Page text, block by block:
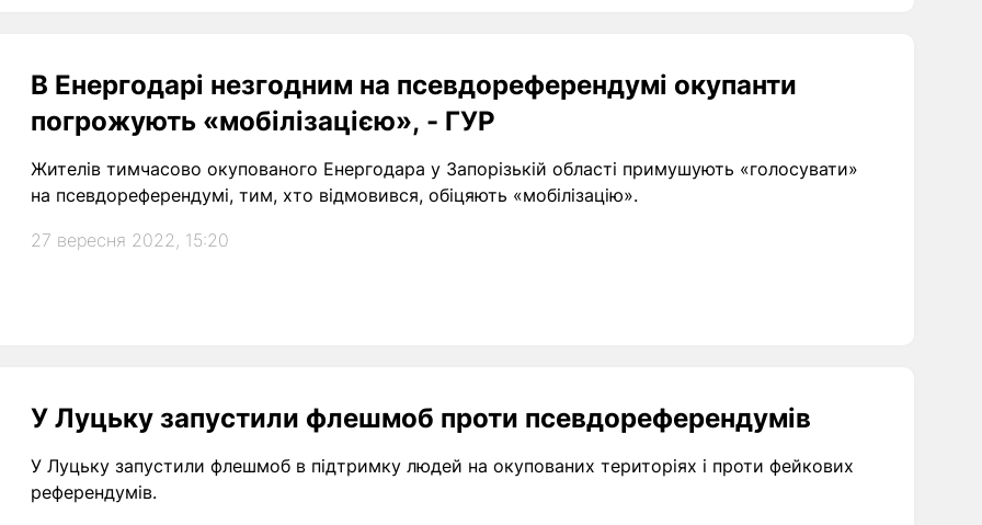
В Енергодарі незгодним на псевдореферендумі окупанти
погрожують «мобілізацією», - ГУР
Жителів тимчасово окупованого Енергодара у Запорізькій області примушують «голосувати»
на псевдореферендумі, тим, хто відмовився, обіцяють «мобілізацію».
27 вересня 2022, 15:20
У Луцьку запустили флешмоб проти псевдореферендумів
У Луцьку запустили флешмоб в підтримку людей на окупованих територіях і проти фейкових
референдумів.